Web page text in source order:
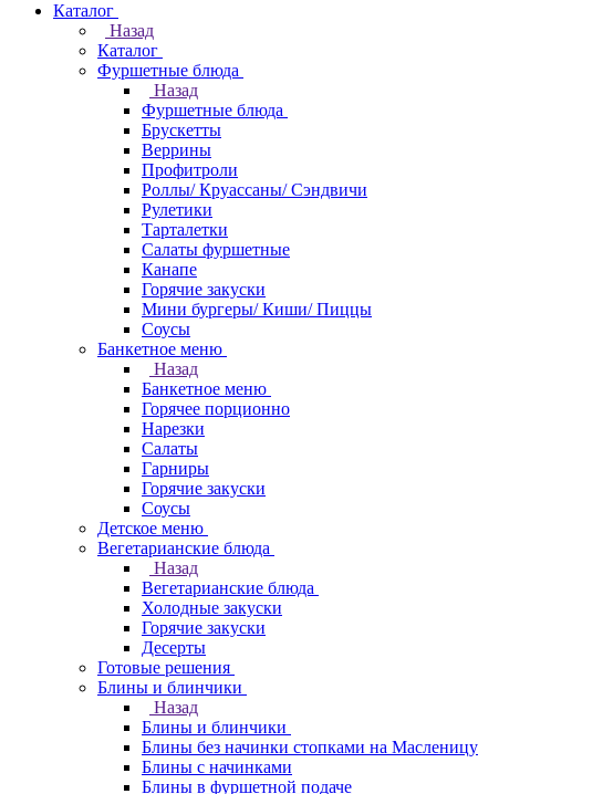
Каталог
Назад
Каталог
Фуршетные блюда
Назад
Фуршетные блюда
Брускетты
Веррины
Профитроли
Роллы/ Круассаны/ Сэндвичи
Рулетики
Тарталетки
Салаты фуршетные
Канапе
Горячие закуски
Мини бургеры/ Киши/ Пиццы
Соусы
Банкетное меню
Назад
Банкетное меню
Горячее порционно
Нарезки
Салаты
Гарниры
Горячие закуски
Соусы
Детское меню
Вегетарианские блюда
Назад
Вегетарианские блюда
Холодные закуски
Горячие закуски
Десерты
Готовые решения
Блины и блинчики
Назад
Блины и блинчики
Блины без начинки стопками на Масленицу
Блины с начинками
Блины в фуршетной подаче